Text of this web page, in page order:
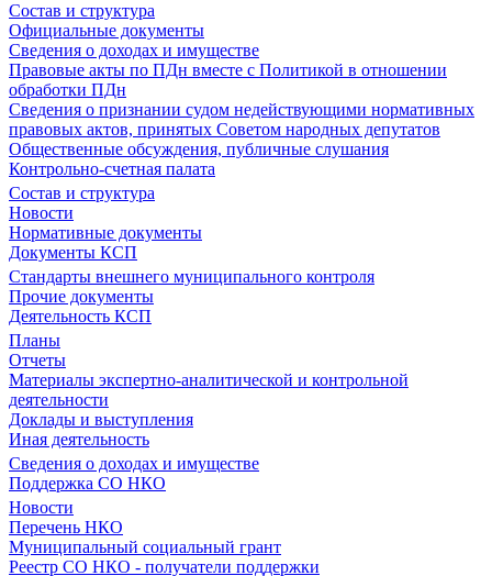
Состав и структура
Официальные документы
Сведения о доходах и имуществе
Правовые акты по ПДн вместе с Политикой в отношении
обработки ПДн
Сведения о признании судом недействующими нормативных
правовых актов, принятых Советом народных депутатов
Общественные обсуждения, публичные слушания
Контрольно-счетная палата
Состав и структура
Новости
Нормативные документы
Документы КСП
Стандарты внешнего муниципального контроля
Прочие документы
Деятельность КСП
Планы
Отчеты
Материалы экспертно-аналитической и контрольной
деятельности
Доклады и выступления
Иная деятельность
Сведения о доходах и имуществе
Поддержка СО НКО
Новости
Перечень НКО
Муниципальный социальный грант
Реестр СО НКО - получатели поддержки